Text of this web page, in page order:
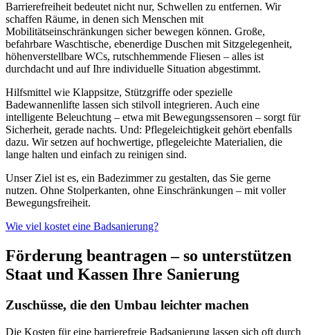
Barrierefreiheit bedeutet nicht nur, Schwellen zu entfernen. Wir
schaffen Räume, in denen sich Menschen mit
Mobilitätseinschränkungen sicher bewegen können. Große,
befahrbare Waschtische, ebenerdige Duschen mit Sitzgelegenheit,
höhenverstellbare WCs, rutschhemmende Fliesen – alles ist
durchdacht und auf Ihre individuelle Situation abgestimmt.
Hilfsmittel wie Klappsitze, Stützgriffe oder spezielle
Badewannenlifte lassen sich stilvoll integrieren. Auch eine
intelligente Beleuchtung – etwa mit Bewegungssensoren – sorgt für
Sicherheit, gerade nachts. Und: Pflegeleichtigkeit gehört ebenfalls
dazu. Wir setzen auf hochwertige, pflegeleichte Materialien, die
lange halten und einfach zu reinigen sind.
Unser Ziel ist es, ein Badezimmer zu gestalten, das Sie gerne
nutzen. Ohne Stolperkanten, ohne Einschränkungen – mit voller
Bewegungsfreiheit.
Wie viel kostet eine Badsanierung?
Förderung beantragen – so unterstützen
Staat und Kassen Ihre Sanierung
Zuschüsse, die den Umbau leichter machen
Die Kosten für eine barrierefreie Badsanierung lassen sich oft durch